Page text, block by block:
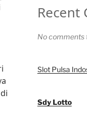
Recent
No comments
Slot Pulsa
Sdy Lotto